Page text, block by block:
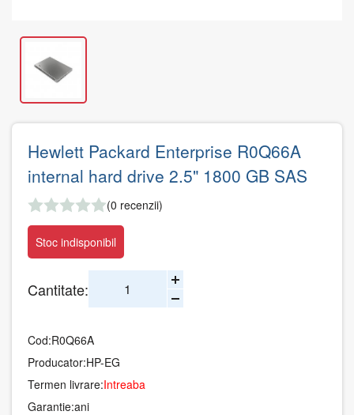
Hewlett Packard Enterprise R0Q66A
internal hard drive 2.5" 1800 GB SAS
(0 recenzii)
Stoc indisponibil
Cantitate:
Cod:R0Q66A
Producator:HP-EG
Termen livrare:Intreaba
Garantie:ani